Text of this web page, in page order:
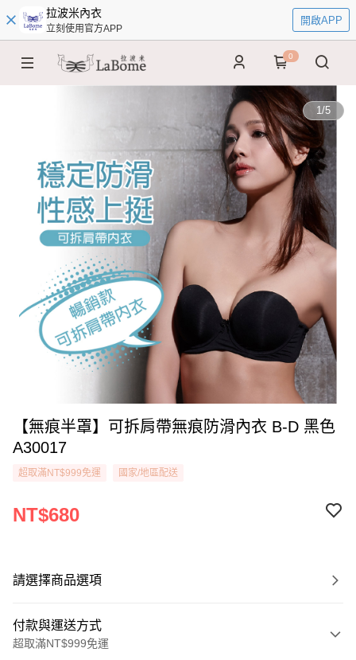
拉波米內衣
立刻使用官方APP
開啟APP
0
1/5
【無痕半罩】可拆肩帶無痕防滑內衣 B-D 黑色
A30017
超取滿NT$999免運 國家/地區配送
NT$680
請選擇商品選項
付款與運送方式
超取滿NT$999免運